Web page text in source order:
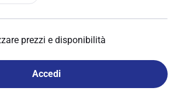
prezzi e disponibilità
Accedi